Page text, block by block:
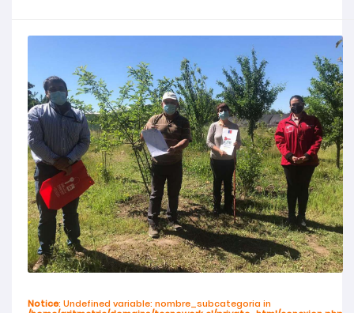
Notice: Undefined variable: nombre_subcategoria in